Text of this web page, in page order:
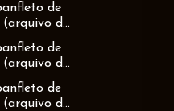
de
d...
de
d...
de
d...